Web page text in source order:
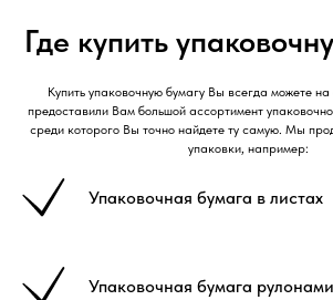
Где купить
Купить упаковочную бумагу Вы всегда можете
предоставили Вам большой ассортимент
среди которого Вы точно найдете ту самую. Мы
упаковки, например:
Упаковочная бумага в листах
Упаковочная бумага рулонами